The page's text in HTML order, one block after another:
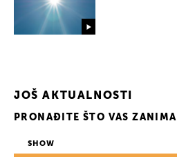
JOŠ AKTUALNOSTI
PRONAĐITE ŠTO VAS ZANIMA
SHOW